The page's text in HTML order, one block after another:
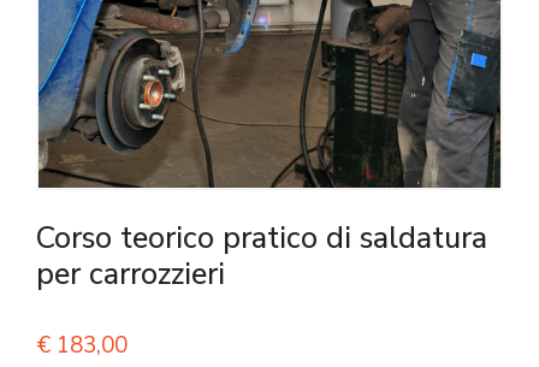
Corso teorico pratico di saldatura
per carrozzieri
€ 183,00